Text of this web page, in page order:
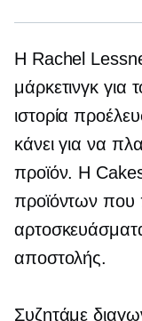
Η Rachel Lessne
μάρκετινγκ για
ιστορία
κάνει για να
προϊόν. Η
προϊόντων που
αποστολής.
Συζητάμε